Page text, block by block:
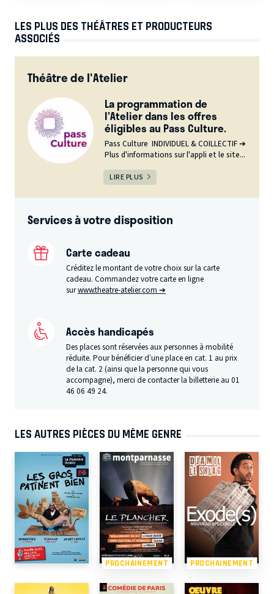
LES PLUS DES THÉÂTRES ET PRODUCTEURS
ASSOCIÉS
Théâtre de l'Atelier
La programmation de
l'Atelier dans les offres
éligibles au Pass Culture.
Pass Culture INDIVIDUEL & COILLECTIF ➔
Plus d'informations sur l'appli et le site...
LIRE PLUS
Services à votre disposition
Carte cadeau
Créditez le montant de votre choix sur la carte
cadeau. Commandez votre carte en ligne
surwww.theatre-atelier.com ➔
Accès handicapés
Des places sont réservées aux personnes à mobilité
réduite. Pour bénéficier d’une place en cat. 1 au prix
de la cat. 2 (ainsi que la personne qui vous
accompagne), merci de contacter la billetterie au 01
46 06 49 24.
LES AUTRES PIÈCES DU MÊME GENRE
PROCHAINEMENT PROCHAINEMENT